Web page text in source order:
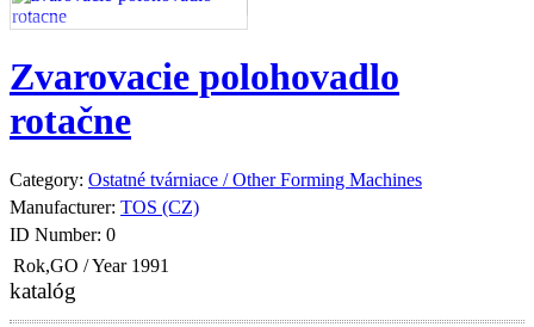
Zvarovacie polohovadlo
rotačne
Category: Ostatné tvárniace / Other Forming Machines
Manufacturer: TOS (CZ)
ID Number: 0
Rok,GO / Year 1991
katalóg